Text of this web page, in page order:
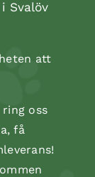
Svalöv
att
oss
få